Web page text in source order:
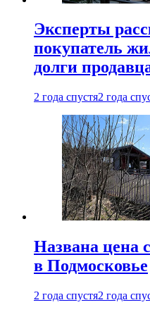
Эксперты
покупатель
долги
2 года спустя2 года
Названа цена
в Подмосковье
2 года спустя2 года